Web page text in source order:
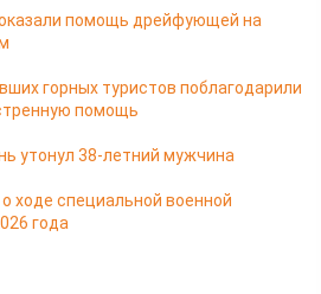
помощь дрейфующей на
горных туристов поблагодарили
помощь
утонул 38-летний мужчина
ходе специальной военной
года